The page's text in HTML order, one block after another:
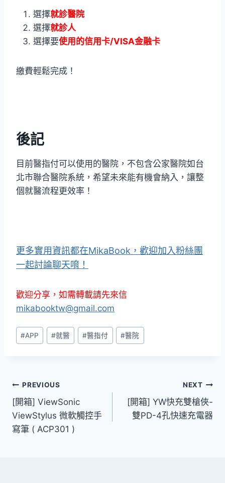
選擇就診醫院
選擇就診人
選擇要使用的信用卡/VISA金融卡
繳費輕鬆完成！
後記
目前醫指付可以使用的醫院，不包含公家醫院如台
北市聯合醫院系統，希望未來能有機會納入，讓整
個就醫流程更效率！
更多實用資訊都在MikaBook，歡迎加入粉絲團
一起討論聊天唷！
歡迎分享，如需轉載請先來信
mikabooktw@gmail.com
Post
Tags:
#APP #就醫 #醫指付 #醫院
文
章
導
PREVIOUS
[開箱] ViewSonic
ViewStylus 微軟觸控手
寫筆 ( ACP301 )
NEXT
[開箱] YW快充雙槍俠-
雙PD-4孔快速充電器